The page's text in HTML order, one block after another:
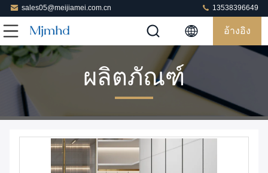
sales05@meijiamei.com.cn 13538396649
อ้างอิง
ผลิตภัณฑ์